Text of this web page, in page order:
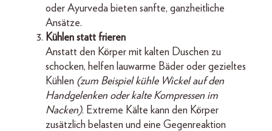
oder Ayurveda bieten sanfte, ganzheitliche
Ansätze.
Kühlen statt frieren
Anstatt den Körper mit kalten Duschen zu
schocken, helfen lauwarme Bäder oder gezieltes
Kühlen (zum Beispiel kühle Wickel auf den
Handgelenken oder kalte Kompressen im
Nacken). Extreme Kälte kann den Körper
zusätzlich belasten und eine Gegenreaktion